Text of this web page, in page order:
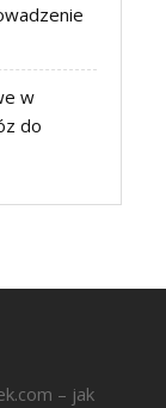
w
do
– jak